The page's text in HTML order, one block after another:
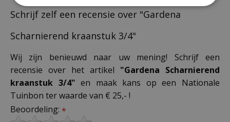
Schrijf zelf een recensie over "Gardena
Scharnierend kraanstuk 3/4"
Wij zijn benieuwd naar uw mening! Schrijf een
recensie over het artikel "Gardena Scharnierend
kraanstuk 3/4" en maak kans op een Nationale
Tuinbon ter waarde van € 25,- !
Beoordeling: *